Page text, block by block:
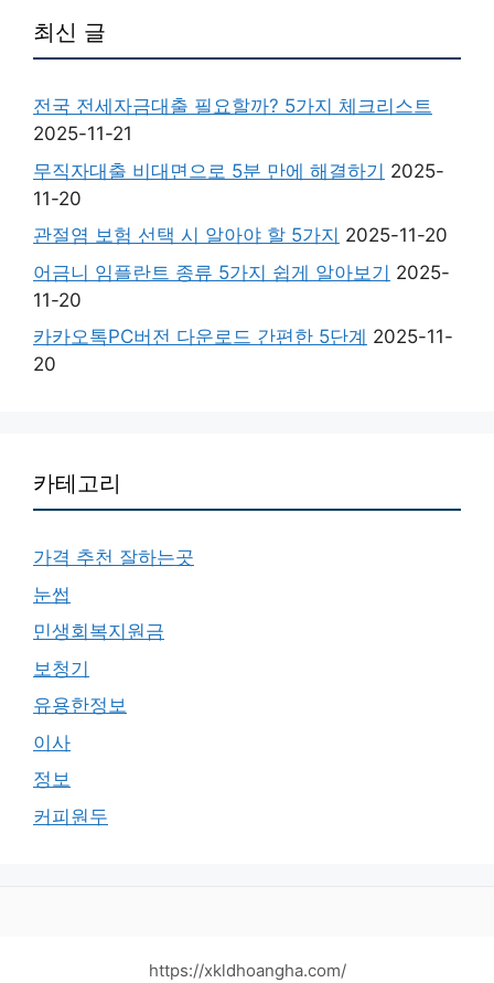
최신 글
전국 전세자금대출 필요할까? 5가지 체크리스트
2025-11-21
무직자대출 비대면으로 5분 만에 해결하기 2025-
11-20
관절염 보험 선택 시 알아야 할 5가지 2025-11-20
어금니 임플란트 종류 5가지 쉽게 알아보기 2025-
11-20
카카오톡PC버전 다운로드 간편한 5단계 2025-11-
20
카테고리
가격 추천 잘하는곳
눈썹
민생회복지원금
보청기
유용한정보
이사
정보
커피원두
https://xkldhoangha.com/